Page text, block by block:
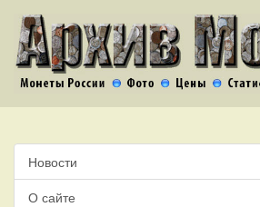
Новости
О сайте